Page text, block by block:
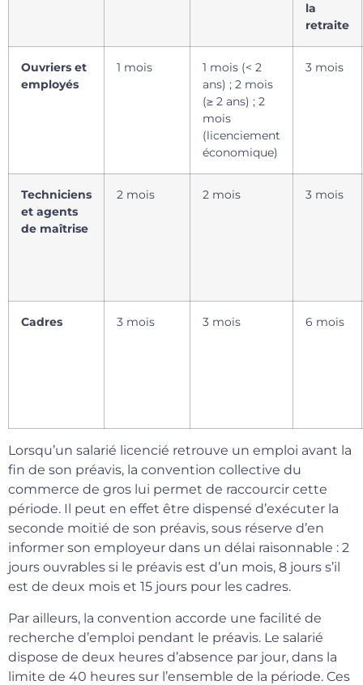
la
retraite
Ouvriers et
employés
1 mois
1 mois (< 2
ans) ; 2 mois
(≥ 2 ans) ; 2
mois
(licenciement
économique)
3 mois
Techniciens
et agents
de maîtrise
2 mois 2 mois 3 mois
Cadres 3 mois 3 mois 6 mois
Lorsqu’un salarié licencié retrouve un emploi avant la
fin de son préavis, la convention collective du
commerce de gros lui permet de raccourcir cette
période. Il peut en effet être dispensé d’exécuter la
seconde moitié de son préavis, sous réserve d’en
informer son employeur dans un délai raisonnable : 2
jours ouvrables si le préavis est d’un mois, 8 jours s’il
est de deux mois et 15 jours pour les cadres.
Par ailleurs, la convention accorde une facilité de
recherche d’emploi pendant le préavis. Le salarié
dispose de deux heures d’absence par jour, dans la
limite de 40 heures sur l’ensemble de la période. Ces